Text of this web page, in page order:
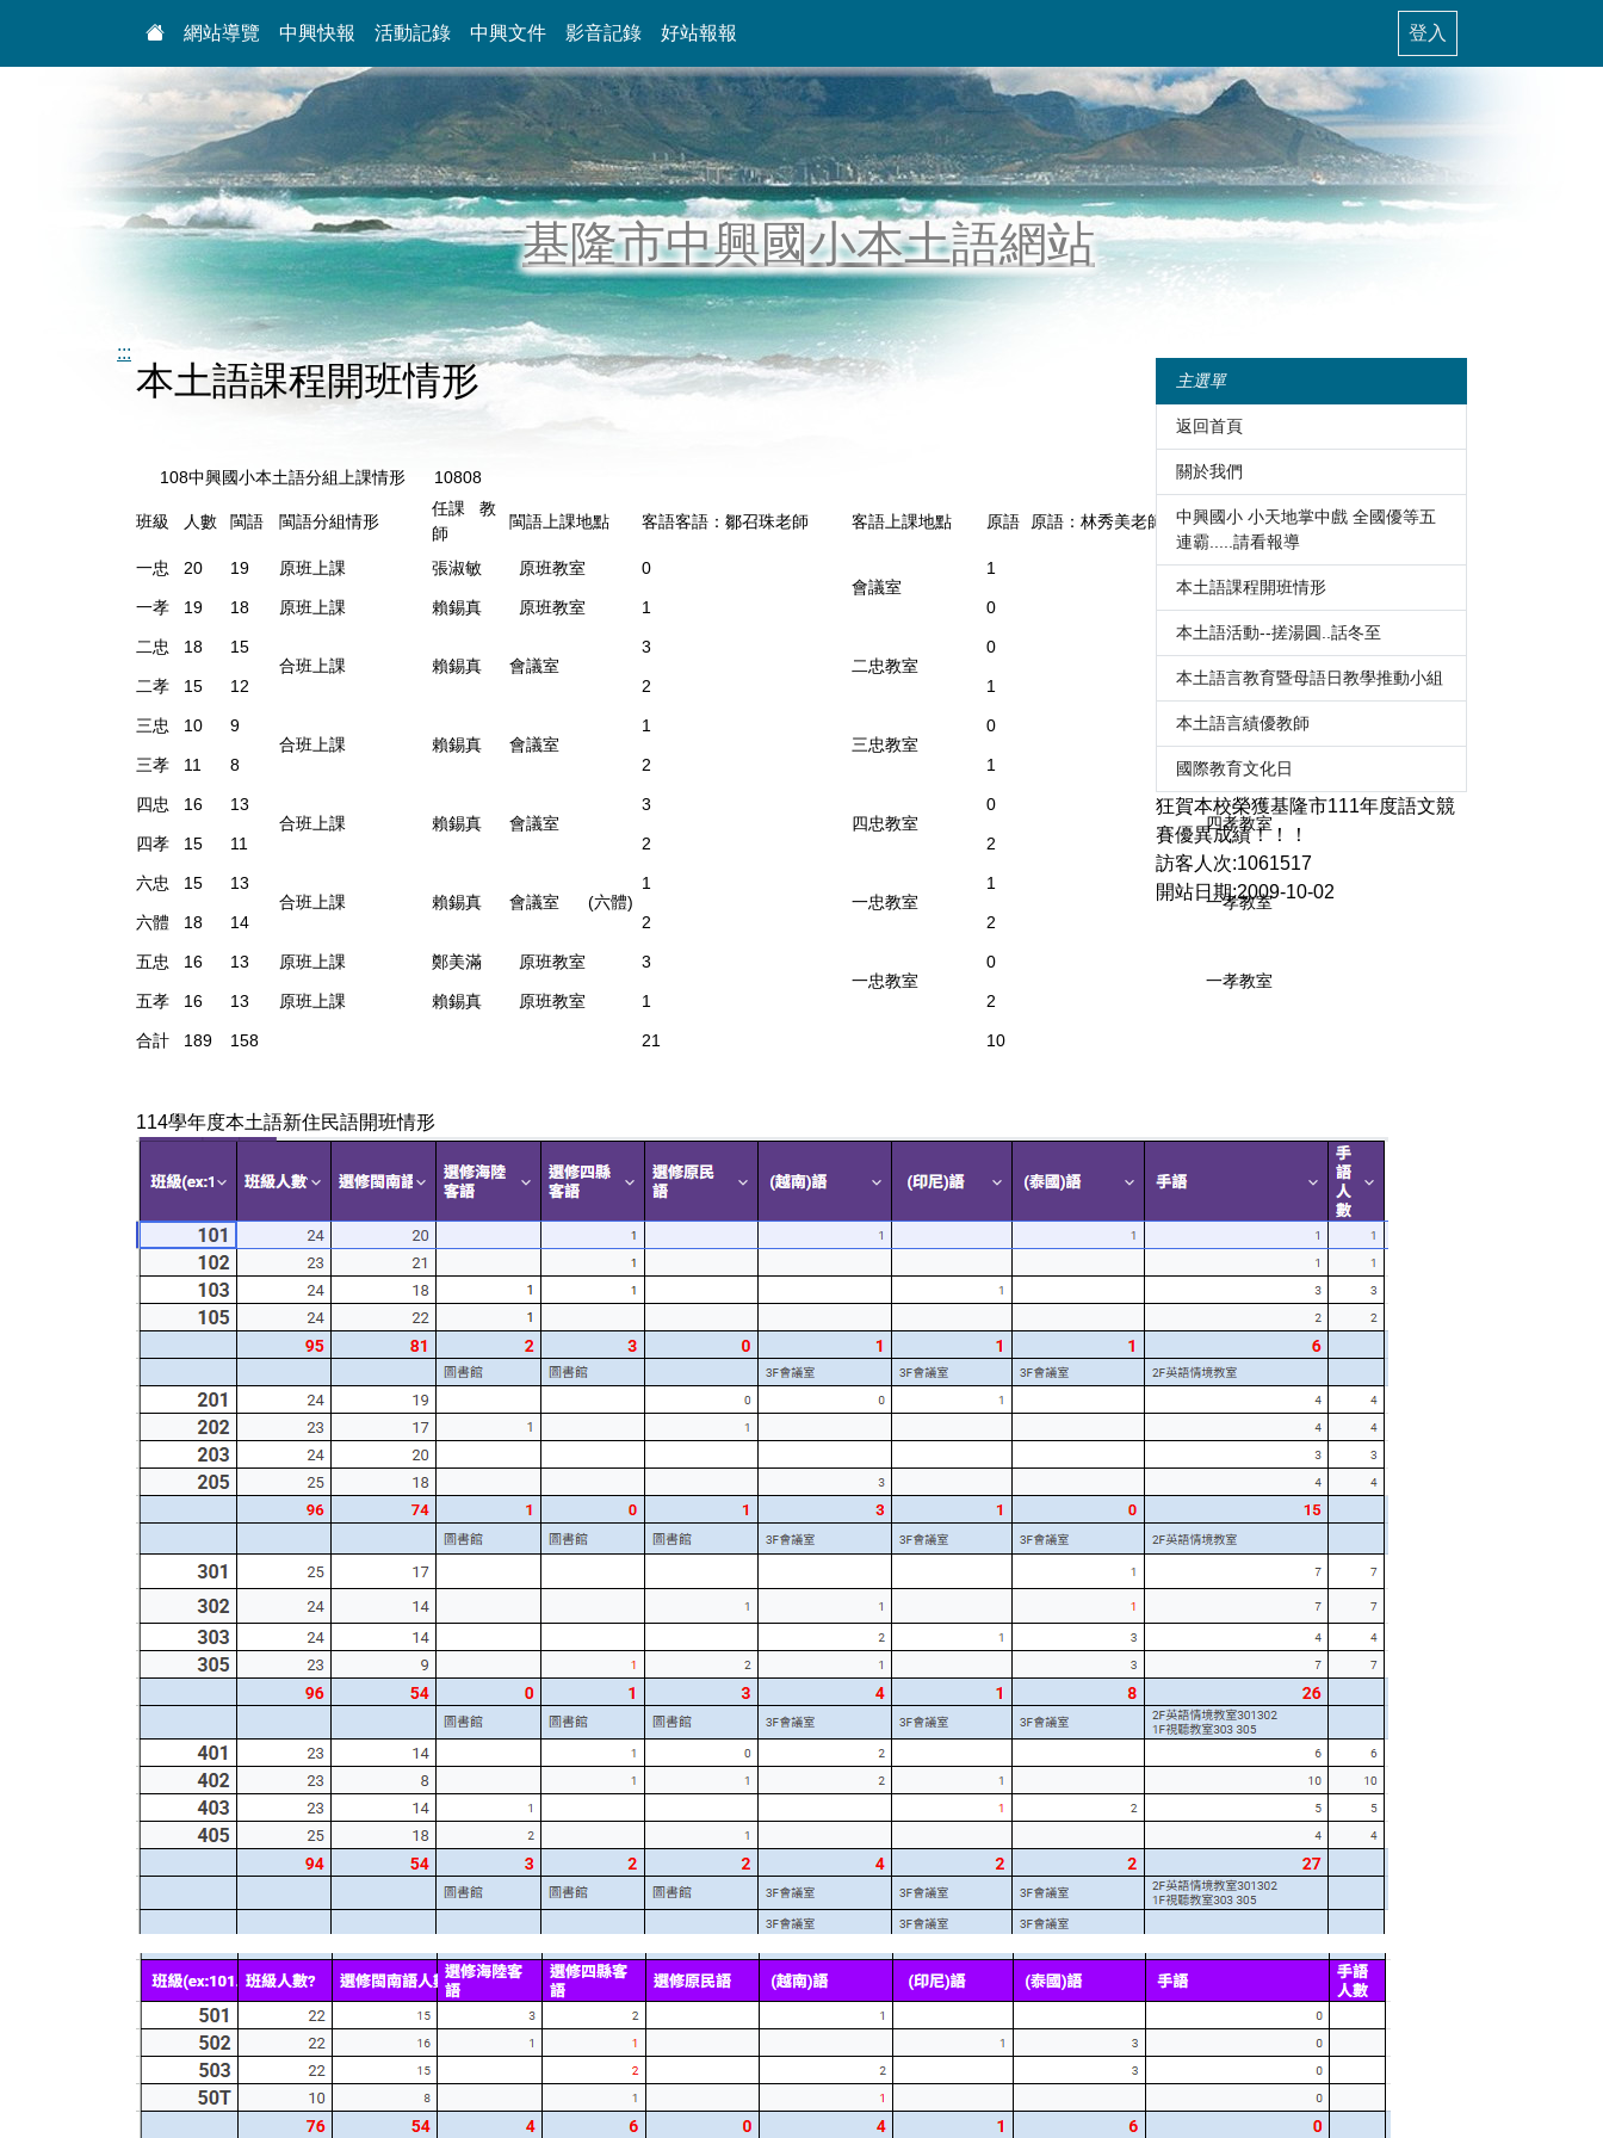
網站導覽
中興快報 活動記錄 中興文件 影音記錄 好站報報 登入
基隆市中興國小本土語網站
:::
本土語課程開班情形
108中興國小本土語分組上課情形 10808
班級 人數 閩語 閩語分組情形
任課 教
師
閩語上課地點 客語客語：鄒召珠老師 客語上課地點 原語 原語：林秀美老師 原語上課地點
一忠 20 19 原班上課 張淑敏 原班教室
0
會議室
1
會議室
一孝
19 18 原班上課 賴錫真 原班教室 1 0
二忠 18
15
合班上課
賴錫真 會議室
3
二忠教室
0
二孝教室
二孝
15 12 2 1
三忠 10
9
合班上課
賴錫真 會議室
1
三忠教室
0
三孝教室
三孝
11 8 2 1
四忠 16
13
合班上課
賴錫真 會議室
3
四忠教室
0
四孝教室
四孝
15 11 2 2
六忠 15
13
合班上課
賴錫真 會議室 (六體)
1
一忠教室
1
一孝教室
六體
18 14 2 2
五忠 16 13 原班上課 鄭美滿 原班教室
3
一忠教室
0
一孝教室
五孝
16 13 原班上課 賴錫真 原班教室 1 2
合計 189 158 21 10
114學年度本土語新住民語開班情形
主選單
返回首頁
關於我們
中興國小 小天地掌中戲 全國優等五
連霸.....請看報導
本土語課程開班情形
本土語活動--搓湯圓..話冬至
本土語言教育暨母語日教學推動小組
本土語言績優教師
國際教育文化日
狂賀本校榮獲基隆市111年度語文競
賽優異成績！！！
訪客人次:1061517
開站日期:2009-10-02